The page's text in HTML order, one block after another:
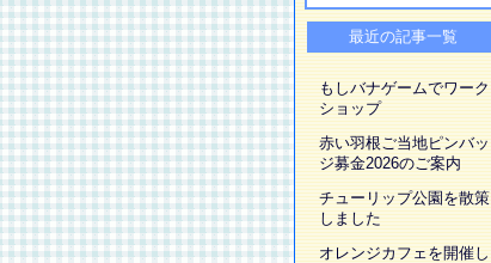
最近の記事一覧
もしバナゲームでワーク
ショップ
赤い羽根ご当地ピンバッ
ジ募金2026のご案内
チューリップ公園を散策
しました
オレンジカフェを開催し